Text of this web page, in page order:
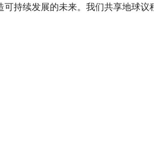
持续发展的未来。我们共享地球